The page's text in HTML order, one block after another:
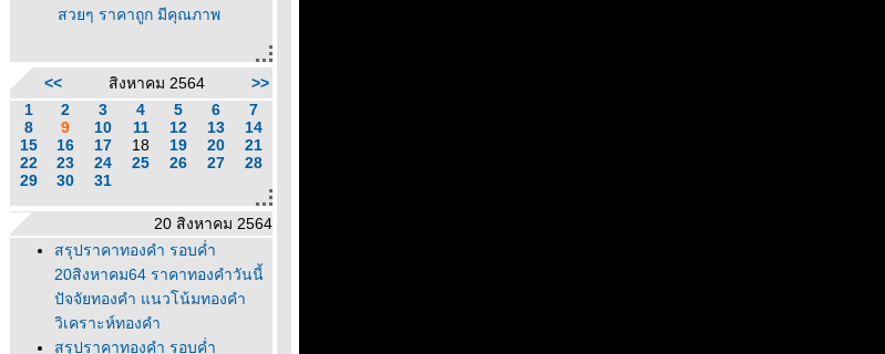
สวยๆ ราคาถูก มีคุณภาพ
<< สิงหาคม 2564
>>
1
2 3 4 5 6
7
8
9 10 11 12 13
14
15
16 17 18 19 20
21
22
23 24 25 26 27
28
29
30 31
20 สิงหาคม 2564
สรุปราคาทองคำ รอบค่ำ
20สิงหาคม64 ราคาทองคำวันนี้
ปัจจัยทองคำ แนวโน้มทองคำ
วิเคราะห์ทองคำ
สรุปราคาทองคำ รอบค่ำ